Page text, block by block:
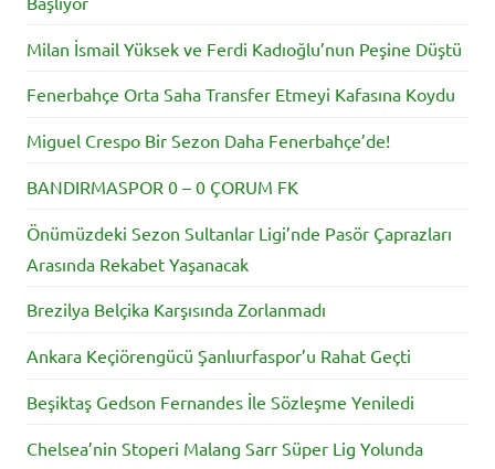
Milan İsmail Yüksek ve Ferdi Kadıoğlu’nun Peşine Düştü
Fenerbahçe Orta Saha Transfer Etmeyi Kafasına Koydu
Miguel Crespo Bir Sezon Daha Fenerbahçe’de!
BANDIRMASPOR 0 – 0 ÇORUM FK
Önümüzdeki Sezon Sultanlar Ligi’nde Pasör Çaprazları
Arasında Rekabet Yaşanacak
Brezilya Belçika Karşısında Zorlanmadı
Ankara Keçiörengücü Şanlıurfaspor’u Rahat Geçti
Beşiktaş Gedson Fernandes İle Sözleşme Yeniledi
Chelsea’nin Stoperi Malang Sarr Süper Lig Yolunda